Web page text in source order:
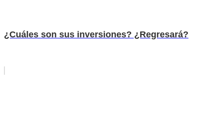
¿Cuáles son sus inversiones? ¿Regresará?